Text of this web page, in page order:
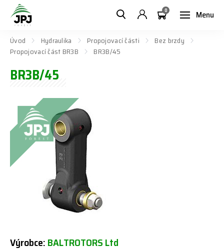
Menu
0
Úvod Hydraulika Propojovací části
Bez brzdy
Propojovací část BR3B
BR3B/45
BR3B/45
Výrobce:BALTROTORS Ltd